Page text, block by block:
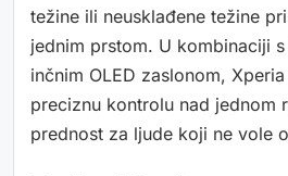
težine ili neusklađene težine
jednim prstom. U kombinaciji
inčnim OLED zaslonom,
preciznu kontrolu nad jednom
prednost za ljude koji ne vole